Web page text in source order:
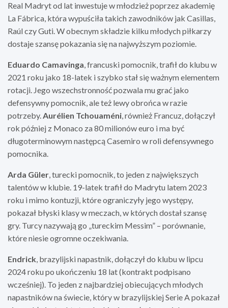
Real Madryt od lat inwestuje w młodzież poprzez akademię
La Fábrica, która wypuściła takich zawodników jak Casillas,
Raúl czy Guti. W obecnym składzie kilku młodych piłkarzy
dostaje szansę pokazania się na najwyższym poziomie.
Eduardo Camavinga, francuski pomocnik, trafił do klubu w
2021 roku jako 18-latek i szybko stał się ważnym elementem
rotacji. Jego wszechstronność pozwala mu grać jako
defensywny pomocnik, ale też lewy obrońca w razie
potrzeby.Aurélien Tchouaméni, również Francuz, dołączył
rok później z Monaco za 80 milionów euro i ma być
długoterminowym następcą Casemiro w roli defensywnego
pomocnika.
Arda Güler, turecki pomocnik, to jeden z największych
talentów w klubie. 19-latek trafił do Madrytu latem 2023
roku i mimo kontuzji, które ograniczyły jego występy,
pokazał błyski klasy w meczach, w których dostał szansę
gry. Turcy nazywają go „tureckim Messim” – porównanie,
które niesie ogromne oczekiwania.
Endrick, brazylijski napastnik, dołączył do klubu w lipcu
2024 roku po ukończeniu 18 lat (kontrakt podpisano
wcześniej). To jeden z najbardziej obiecujących młodych
napastników na świecie, który w brazylijskiej Serie A pokazał